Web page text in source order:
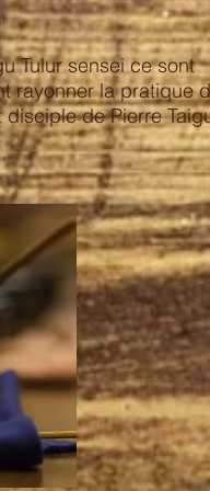
Tulur sensei ce sont
rayonner la pratique
disciple de Pierre